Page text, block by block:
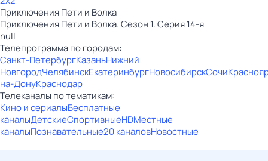
Приключения Пети и Волка
Приключения Пети и Волка. Сезон 1. Серия 14-я
null
Телепрограмма по городам:
Санкт-ПетербургКазаньНижний
НовгородЧелябинскЕкатеринбургНовосибирскСочи
на-ДонуКраснодар
Телеканалы по тематикам:
Кино и сериалыБесплатные
каналыДетскиеСпортивныеHDМестные
каналыПознавательные20 каналовНовостные